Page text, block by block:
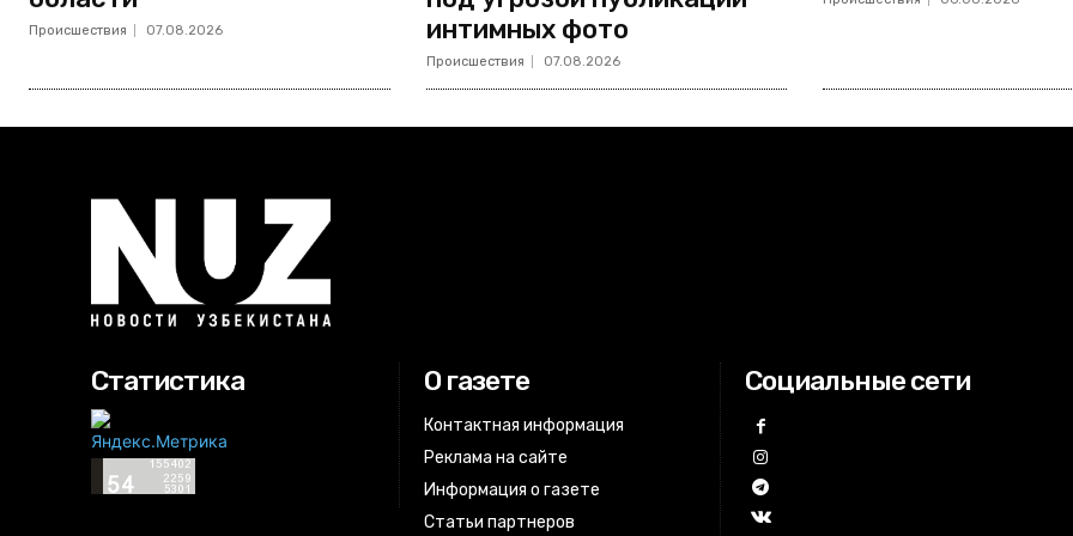
Происшествия 07.08.2026
интимных фото
Происшествия 07.08.2026
Статистика О газете
Контактная информация
Реклама на сайте
Информация о газете
Статьи партнеров
Социальные сети